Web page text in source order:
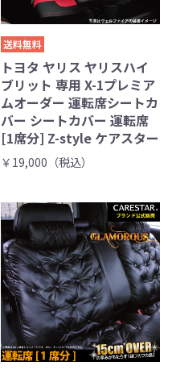
送料無料
トヨタ ヤリス ヤリスハイ
ブリット 専用 X-1プレミア
ムオーダー 運転席シートカ
バー シートカバー 運転席
[1席分] Z-style ケアスター
￥19,000（税込）